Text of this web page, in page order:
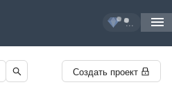
...
Создать проект